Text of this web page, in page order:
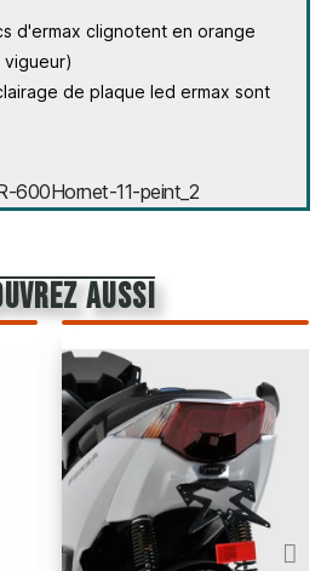
d'ermax clignotent en orange
vigueur)
de plaque led ermax sont
600Hornet-11-peint_2
aussi